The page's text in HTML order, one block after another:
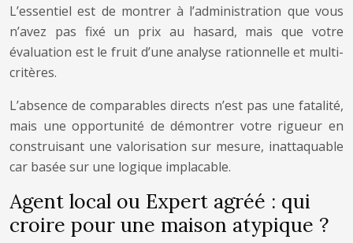
L’essentiel est de montrer à l’administration que vous
n’avez pas fixé un prix au hasard, mais que votre
évaluation est le fruit d’une analyse rationnelle et multi-
critères.
L’absence de comparables directs n’est pas une fatalité,
mais une opportunité de démontrer votre rigueur en
construisant une valorisation sur mesure, inattaquable
car basée sur une logique implacable.
Agent local ou Expert agréé : qui
croire pour une maison atypique ?